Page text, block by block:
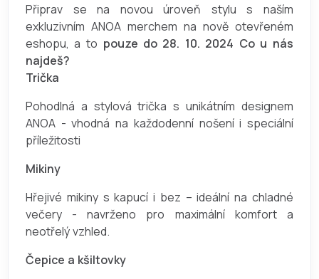
Připrav se na novou úroveň stylu s naším
exkluzivním ANOA merchem na nově otevřeném
eshopu, a to pouze do 28. 10. 2024 Co u nás
najdeš?
Trička
Pohodlná a stylová trička s unikátním designem
ANOA - vhodná na každodenní nošení i speciální
příležitosti
Mikiny
Hřejivé mikiny s kapucí i bez – ideální na chladné
večery - navrženo pro maximální komfort a
neotřelý vzhled.
Čepice a kšiltovky